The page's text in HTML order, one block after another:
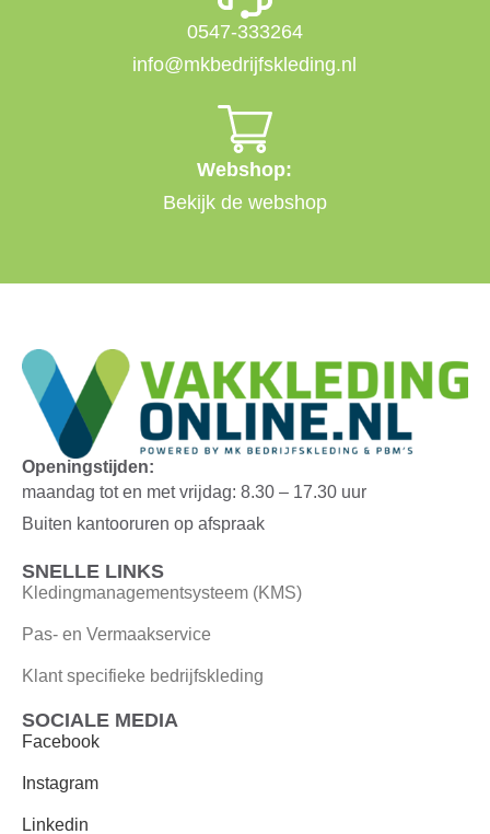
0547-333264
info@mkbedrijfskleding.nl
Webshop:
Bekijk de webshop
Openingstijden:
maandag tot en met vrijdag: 8.30 – 17.30 uur
Buiten kantooruren op afspraak
SNELLE LINKS
Kledingmanagementsysteem (KMS)
Pas- en Vermaakservice
Klant specifieke bedrijfskleding
SOCIALE MEDIA
Facebook
Instagram
Linkedin